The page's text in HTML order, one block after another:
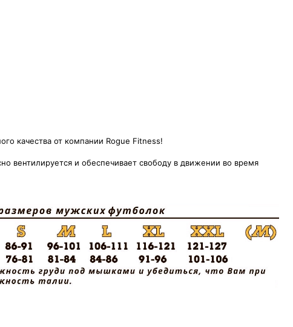
качества от компании Rogue Fitness!
вентилируется и обеспечивает свободу в движении во время